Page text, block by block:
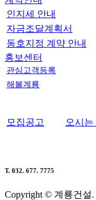
인지세 안내
자금조달계획서
동호지정 계약 안내
홍보센터
관심고객등록
해볼계룡
모집공고 오시는
T. 032. 677. 7775
Copyright © 계룡건설.